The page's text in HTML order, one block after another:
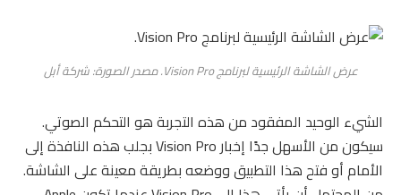
عرض الشاشة الرئيسية لبرنامج Vision Pro. مصدر الصورة: شركة أبل
الشيء الوحيد المفقود من هذه التجربة هو التحكم الصوتي.
سيكون من الأسهل جدًا إخبار Vision Pro بجلب هذه النافذة إلى
الأمام أو فتح هذا التطبيق ووضعه بطريقة معينة على الشاشة.